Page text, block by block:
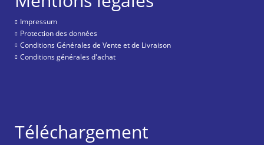
Impressum
Protection des données
Conditions Générales de Vente et de Livraison
Conditions générales d'achat
Téléchargement